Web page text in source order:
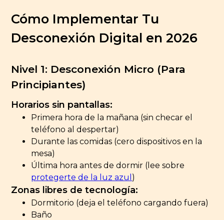
Cómo Implementar Tu
Desconexión Digital en 2026
Nivel 1: Desconexión Micro (Para
Principiantes)
Horarios sin pantallas:
Primera hora de la mañana (sin checar el
teléfono al despertar)
Durante las comidas (cero dispositivos en la
mesa)
Última hora antes de dormir (lee sobre
protegerte de la luz azul )
Zonas libres de tecnología:
Dormitorio (deja el teléfono cargando fuera)
Baño